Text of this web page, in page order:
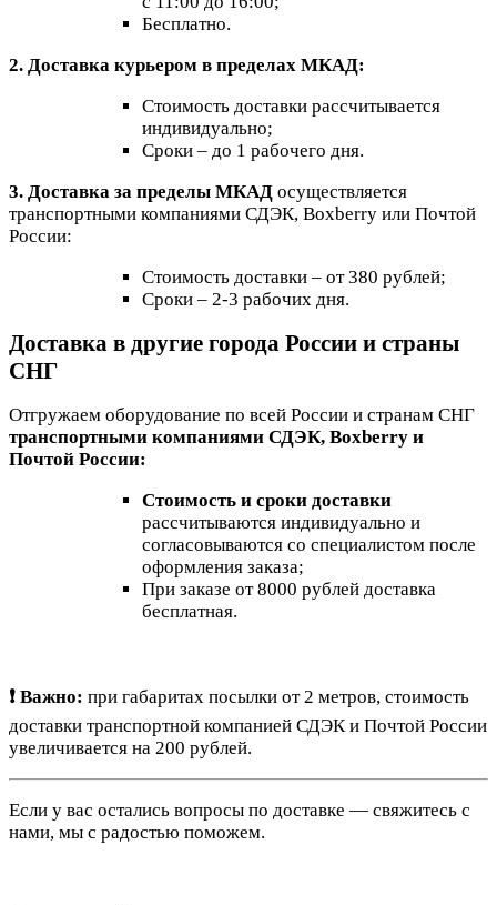
Бесплатно.
2. Доставка курьером в пределах МКАД:
Стоимость доставки рассчитывается
индивидуально;
Сроки – до 1 рабочего дня.
3. Доставка за пределы МКАД осуществляется
транспортными компаниями СДЭК, Boxberry или Почтой
России:
Стоимость доставки – от 380 рублей;
Сроки – 2-3 рабочих дня.
Доставка в другие города России и страны
СНГ
Отгружаем оборудование по всей России и странам СНГ
транспортными компаниями СДЭК, Boxberry и
Почтой России:
Стоимость и сроки доставки
рассчитываются индивидуально и
согласовываются со специалистом после
оформления заказа;
При заказе от 8000 рублей доставка
бесплатная.
❗ Важно: при габаритах посылки от 2 метров, стоимость
доставки транспортной компанией СДЭК и Почтой России
увеличивается на 200 рублей.
Если у вас остались вопросы по доставке — свяжитесь с
нами, мы с радостью поможем.